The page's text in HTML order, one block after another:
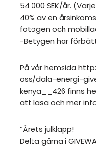
54 000 SEK/år.
40% av en
fotogen och
-Betygen har
På vår hemsida
oss/dala-energi-
kenya__426 finns
att läsa och mer
“Årets julklapp!
Delta gärna i